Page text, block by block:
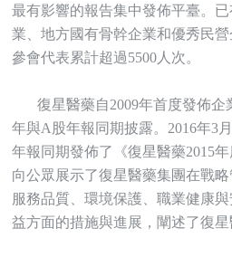
最有影響的報告集中發佈平臺。
業、地方國有骨幹企業和優秀民營
參會代表累計超過5500人次。
復星醫藥自2009年首度發佈企
年與A股年報同期披露。2016年3
年報同期發佈了《復星醫藥2015
向公眾展示了復星醫藥集團在戰
服務品質、環境保護、職業健康
益方面的措施與進展，闡述了復星